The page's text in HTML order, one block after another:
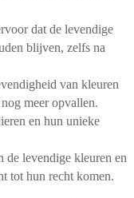
dat de levendige
blijven, zelfs na
van kleuren
meer opvallen.
en hun unieke
de levendige kleuren en
tot hun recht komen.